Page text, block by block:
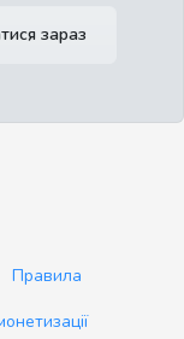
зараз
Правила